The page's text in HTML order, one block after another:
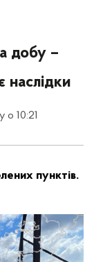
добу –
наслідки
о 10:21
пунктів.